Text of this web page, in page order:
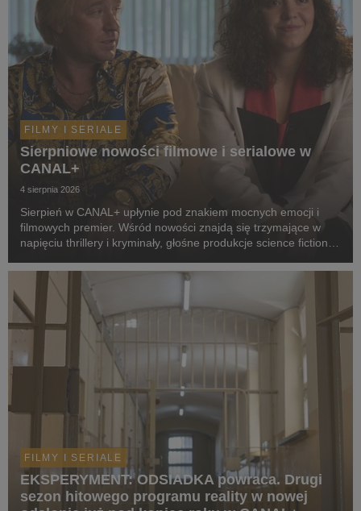
FILMY I SERIALE
Sierpniowe nowości filmowe i serialowe w
CANAL+
4 sierpnia 2026
Sierpień w CANAL+ upłynie pod znakiem mocnych emocji i
filmowych premier. Wśród nowości znajdą się trzymające w
napięciu thrillery i kryminały, głośne produkcje science fiction,
Widzowie zobaczą m.in. serial „Skażeni...
FILMY I SERIALE
EKSPERYMENT: ODSIADKA powraca. Drugi
sezon hitowego programu reality w nowej